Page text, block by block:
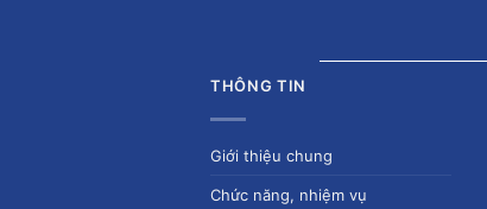
THÔNG TIN
Giới thiệu chung
Chức năng, nhiệm vụ